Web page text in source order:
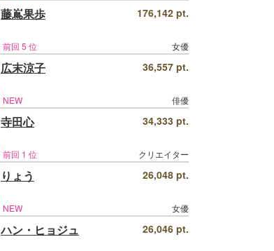
藤嶌果歩 176,142 pt.
前回 5 位 女優
広末涼子 36,557 pt.
NEW 俳優
寺田心 34,333 pt.
前回 1 位 クリエイター
りょう 26,048 pt.
NEW 女優
ハン・ヒョジュ 26,046 pt.